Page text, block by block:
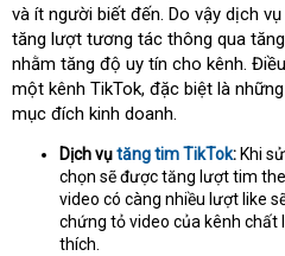
và ít người biết đến. Do vậy dịch
tăng lượt tương tác thông qua
nhằm tăng độ uy tín cho kênh.
một kênh TikTok, đặc biệt là
mục đích kinh doanh.
Dịch vụtăng tim TikTok: Khi
chọn sẽ được tăng lượt tim
video có càng nhiều lượt like
chứng tỏ video của kênh chất
thích.